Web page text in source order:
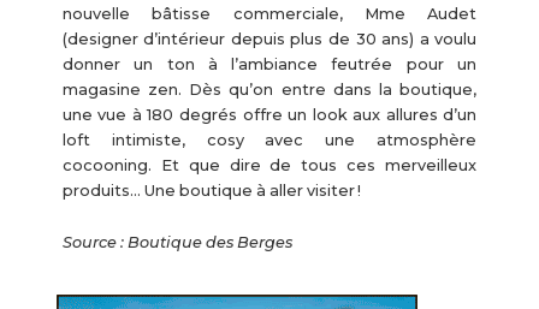
nouvelle bâtisse commerciale, Mme Audet
(designer d’intérieur depuis plus de 30 ans) a voulu
donner un ton à l’ambiance feutrée pour un
magasine zen. Dès qu’on entre dans la boutique,
une vue à 180 degrés offre un look aux allures d’un
loft intimiste, cosy avec une atmosphère
cocooning. Et que dire de tous ces merveilleux
produits… Une boutique à aller visiter !
Source : Boutique des Berges